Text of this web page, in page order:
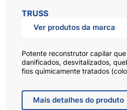
TRUSS
Ver produtos da marca
Potente reconstrutor capilar
danificados, desvitalizados,
fios quimicamente tratados
Reconstrói as partes dos fios
a força, a resistência e o brilho,
voltarem a ser lindos e
Mais detalhes do produto